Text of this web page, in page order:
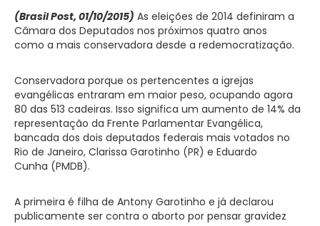
(Brasil Post, 01/10/2015) As eleições de 2014 definiram a
Câmara dos Deputados nos próximos quatro anos
como a mais conservadora desde a redemocratização.
Conservadora porque os pertencentes a igrejas
evangélicas entraram em maior peso, ocupando agora
80 das 513 cadeiras. Isso significa um aumento de 14% da
representação da Frente Parlamentar Evangélica,
bancada dos dois deputados federais mais votados no
Rio de Janeiro, Clarissa Garotinho (PR) e Eduardo
Cunha (PMDB).
A primeira é filha de Antony Garotinho e já declarou
publicamente ser contra o aborto por pensar gravidez